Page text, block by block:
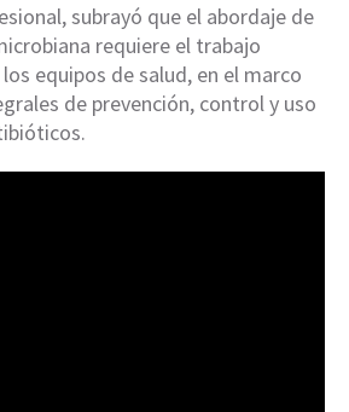
subrayó que el abordaje de
requiere el trabajo
equipos de salud, en el marco
de prevención, control y uso